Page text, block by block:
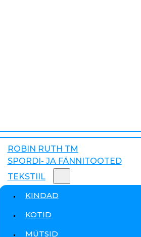
ROBIN RUTH TM
SPORDI- JA FÄNNITOOTED
TEKSTIIL
KINDAD
KOTID
MÜTSID